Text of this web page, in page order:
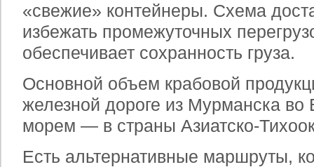
«свежие» контейнеры. Схема
избежать промежуточных
обеспечивает сохранность груза.
Основной объем крабовой
железной дороге из Мурманска во
морем — в страны Азиатско-
Есть альтернативные маршруты,